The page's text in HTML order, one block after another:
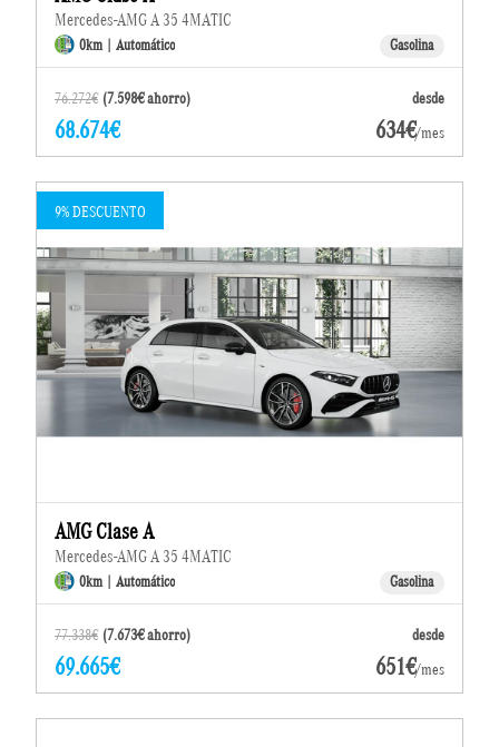
Mercedes-AMG A 35 4MATIC
0km | Automático Gasolina
76.272€ (7.598€ ahorro) desde
68.674€ 634€/mes
9% DESCUENTO
AMG Clase A
Mercedes-AMG A 35 4MATIC
0km | Automático Gasolina
77.338€ (7.673€ ahorro) desde
69.665€ 651€/mes